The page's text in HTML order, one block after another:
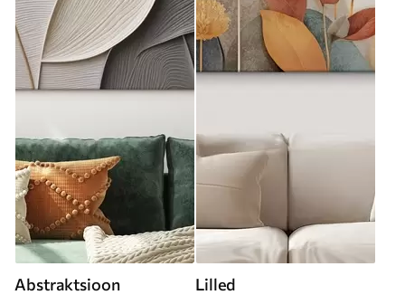
Abstraktsioon Lilled